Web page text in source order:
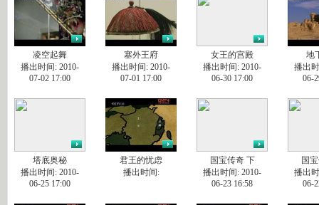
凌空起舞
播出时间: 2010-
07-02 17:00
塞外王府
播出时间: 2010-
07-01 17:00
女王的宫殿
播出时间: 2010-
06-30 17:00
地
播出
06-
塔底奥秘
播出时间: 2010-
06-25 17:00
君王的忧虑
播出时间:
国宝传奇 下
播出时间: 2010-
06-23 16:58
国
播出
06-